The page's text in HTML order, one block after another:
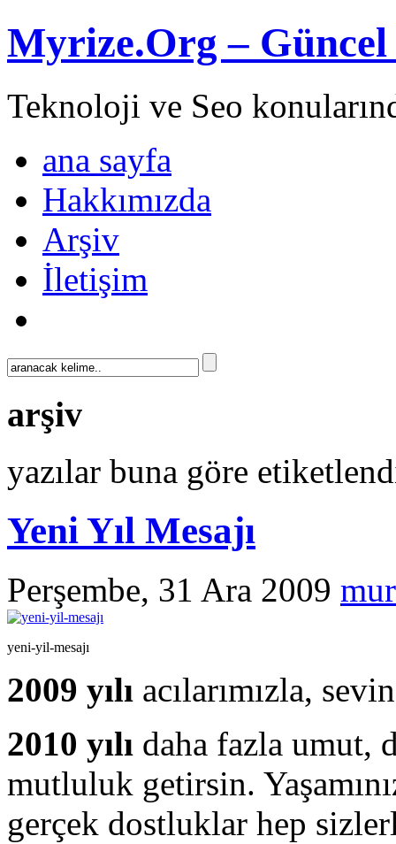
Myrize.Org – Güncel
Teknoloji ve Seo
ana sayfa
Hakkımızda
Arşiv
İletişim
arşiv
yazılar buna göre
Yeni Yıl Mesajı
Perşembe, 31 Ara 2009
yeni-yil-mesajı
2009 yılı acılarımızla,
2010 yılı daha fazla umut,
mutluluk getirsin.
gerçek dostluklar hep